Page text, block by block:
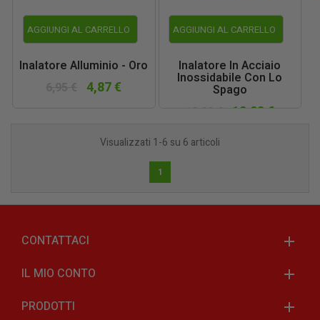
AGGIUNGI AL CARRELLO
Inalatore Alluminio - Oro
4,87 €
AGGIUNGI AL CARRELLO
Inalatore In Acciaio
Inossidabile Con Lo
Spago
13,23 €
Visualizzati 1-6 su 6 articoli
1
CONTATTACI
IL MIO CONTO
PRODOTTI